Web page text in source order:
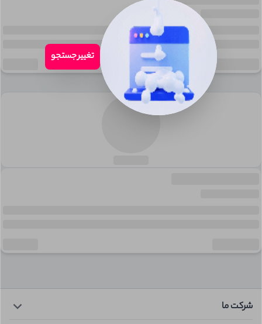
تغییر جستجو
شرکت ما